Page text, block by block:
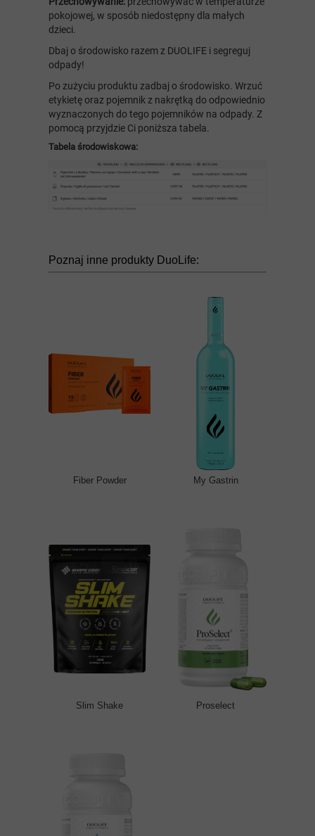
pokojowej, w sposób niedostępny dla małych
dzieci.
Dbaj o środowisko razem z DUOLIFE i segreguj
odpady!
Po zużyciu produktu zadbaj o środowisko. Wrzuć
etykietę oraz pojemnik z nakrętką do odpowiednio
wyznaczonych do tego pojemników na odpady. Z
pomocą przyjdzie Ci poniższa tabela.
Tabela środowiskowa:
Poznaj inne produkty DuoLife:
Fiber Powder My Gastrin
Slim Shake Proselect